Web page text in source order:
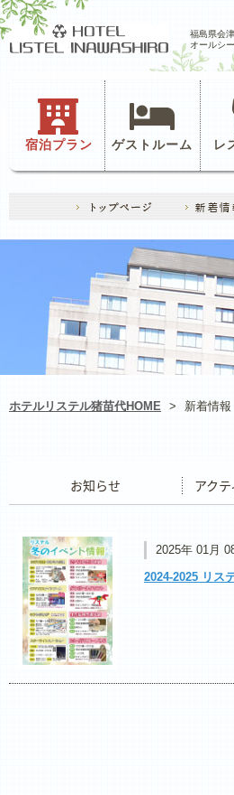
福島県会
オールシ
宿泊プラン ゲストルーム レ
ホテルリステル猪苗代HOME > 新着情報
2025年 01月
2024-2025 リス